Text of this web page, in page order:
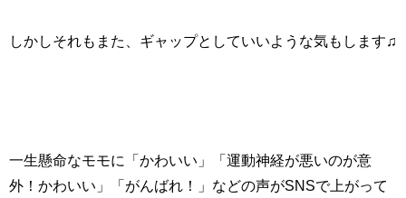
しかしそれもまた、ギャップとしていいような気もします♫
一生懸命なモモに「かわいい」「運動神経が悪いのが意
外！かわいい」「がんばれ！」などの声がSNSで上がって